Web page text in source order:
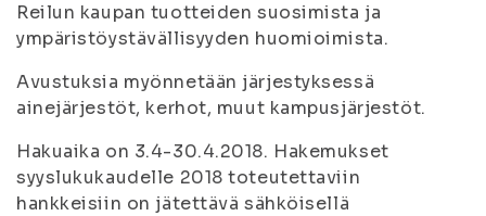
Reilun kaupan tuotteiden suosimista ja
ympäristöystävällisyyden huomioimista.
Avustuksia myönnetään järjestyksessä
ainejärjestöt, kerhot, muut kampusjärjestöt.
Hakuaika on 3.4-30.4.2018. Hakemukset
syyslukukaudelle 2018 toteutettaviin
hankkeisiin on jätettävä sähköisellä